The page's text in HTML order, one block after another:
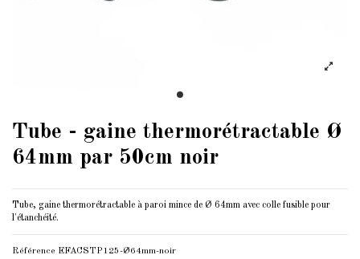
Tube - gaine thermorétractable Ø
64mm par 50cm noir
Tube, gaine thermorétractable à paroi mince de Ø 64mm avec colle fusible pour
l'étanchéité.
Référence EFACSTP125-Ø64mm-noir